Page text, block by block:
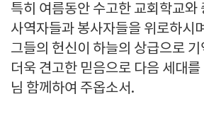
특히 여름동안 수고한 교회학교와
사역자들과 봉사자들을 위로하시
그들의 헌신이 하늘의 상급으로
더욱 견고한 믿음으로 다음 세대
님 함께하여 주옵소서.